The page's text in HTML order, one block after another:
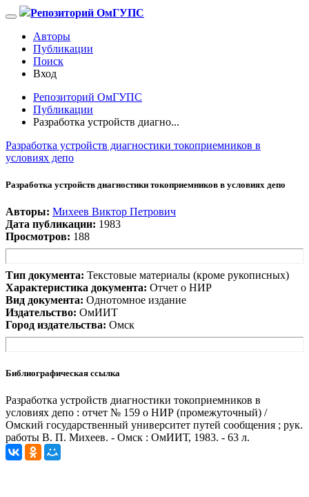
Репозиторий ОмГУПС
Авторы
Публикации
Поиск
Вход
Репозиторий ОмГУПС
Публикации
Разработка устройств диагно...
Разработка устройств диагностики токоприемников в
условиях депо
Разработка устройств диагностики токоприемников в условиях депо
Авторы: Михеев Виктор Петрович
Дата публикации: 1983
Просмотров: 188
Тип документа: Текстовые материалы (кроме рукописных)
Характеристика документа: Отчет о НИР
Вид документа: Однотомное издание
Издательство: ОмИИТ
Город издательства: Омск
Библиографическая ссылка
Разработка устройств диагностики токоприемников в
условиях депо : отчет № 159 о НИР (промежуточный) /
Омский государственный университет путей сообщения ; рук.
работы В. П. Михеев. - Омск : ОмИИТ, 1983. - 63 л.